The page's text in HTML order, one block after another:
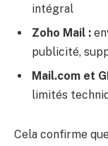
intégral
Zoho Mail :
publicité,
Mail.com et
limités
Cela confirme